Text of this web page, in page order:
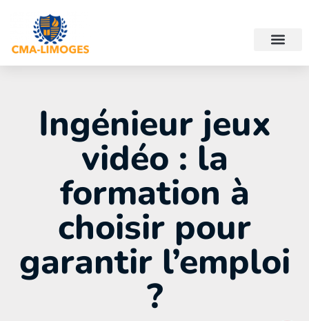
Ingénieur jeux
vidéo : la
formation à
choisir pour
garantir l’emploi
?